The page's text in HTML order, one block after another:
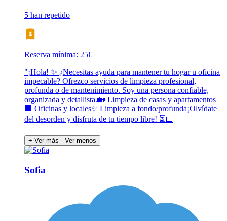
5 han repetido
Reserva mínima: 25€
"¡Hola! ✨ ¿Necesitas ayuda para mantener tu hogar u oficina
impecable? Ofrezco servicios de limpieza profesional,
profunda o de mantenimiento. Soy una persona confiable,
organizada y detallista.🏡 Limpieza de casas y apartamentos
🏢 Oficinas y locales✨ Limpieza a fondo/profunda¡Olvídate
del desorden y disfruta de tu tiempo libre! ⏳📅
+ Ver más - Ver menos
Sofia